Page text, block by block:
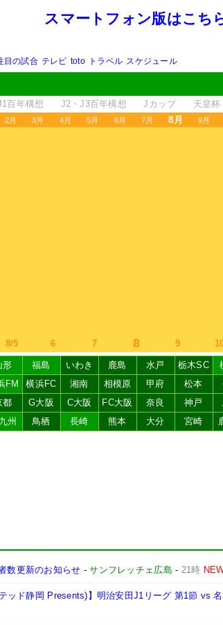
スマートフォン版はこち
目の試合 テレビ toto トラベル スケジュール
百年構想 J2・J3百年構想 Jカップ 天皇杯
2月 3月 4月 5月 6月 7月 8月 9月
8/5 6 7 8 9
形 福島 いわき 鹿島 水戸 栃木SC
FM 横浜FC 湘南 相模原 甲府 松本
都 G大阪 C大阪 FC大阪 奈良 神戸
州 鳥栖 長崎 熊本 大分 宮崎
数更新のお知らせ -サンフレッチェ広島 - 21時
ッド静岡 Presents)】明治安田J1リーグ 第1節 vs